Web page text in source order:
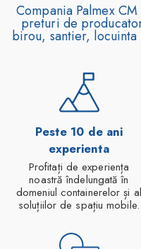
Compania Palmex
preturi de
birou, santier,
Peste 10 de ani
experienta
Profitați de experiența
noastră îndelungată în
domeniul containerelor și al
soluțiilor de spațiu mobile.